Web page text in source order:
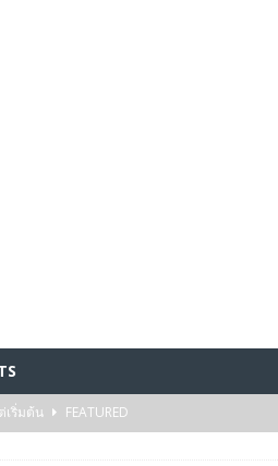
เริ่มต้น
FEATURED